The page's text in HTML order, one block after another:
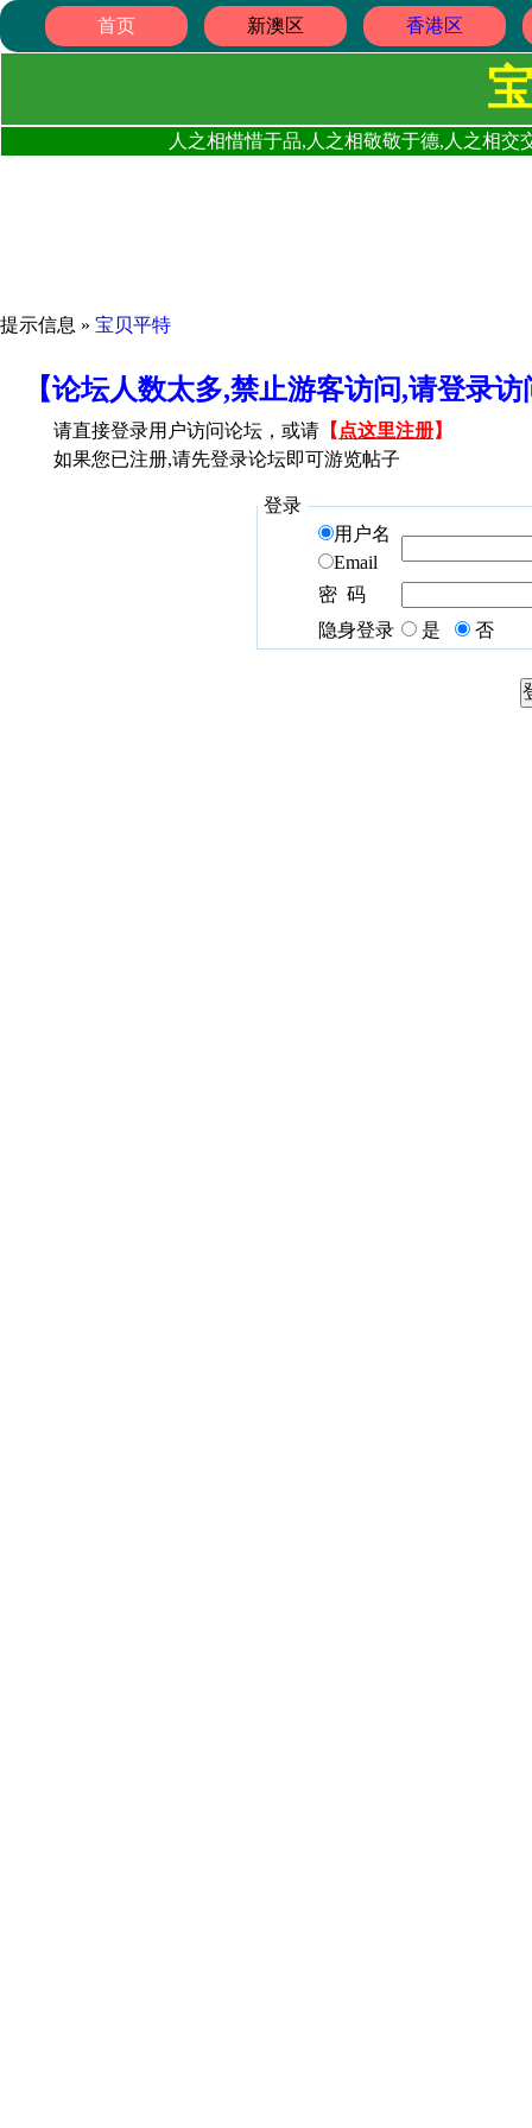
首页 新澳区 香港区
人之相惜惜于品,人之相敬敬于德,人之相
提示信息 » 宝贝平特
【论坛人数太多,禁止游客访问,请登录
请直接登录用户访问论坛，或请 【 点这里注册】
如果您已注册,请先登录论坛即可游览帖子
登录
用户名
Email
密 码
隐身登录
是 否